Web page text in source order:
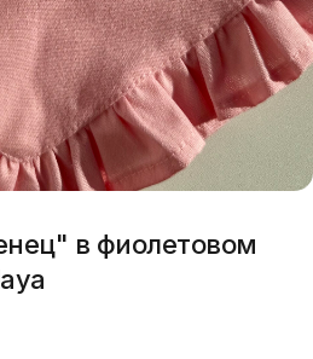
в фиолетовом